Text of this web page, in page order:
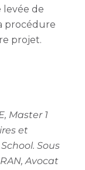
levée de
procédure
projet.
Master 1
et
Sous
Avocat